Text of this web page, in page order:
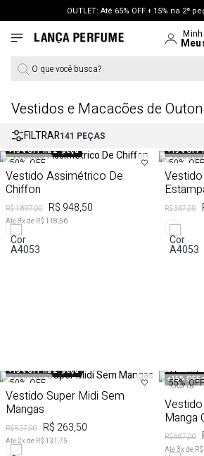
OUTLET: Até 65% OFF + 15% na 2ª
O que você busca?
Vestidos e Macacões de
FILTRAR141 PEÇAS
+15% OFF na 2ª peça
50% OFF
Vestido Assimétrico De
Chiffon
R$ 1.897,00 R$ 948,50
Até8x de R$ 118,56
+15% OFF
50% OFF
R$ 367,00
+15% OFF na 2ª peça
50% OFF
Vestido Super Midi Sem
Mangas
R$ 527,00 R$ 263,50
Até 2x de R$ 131,75
+15% OFF
55% OFF
Manga
R$ 887,00
Até3x de